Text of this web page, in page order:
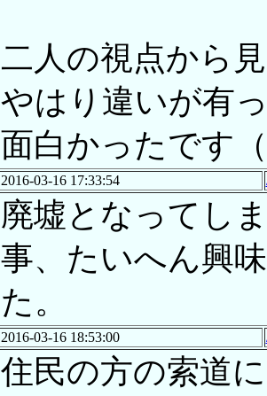
二人の視点から
やはり違いが有
面白かったです
2016-03-16 17:33:54
廃墟となってし
事、たいへん興
た。
2016-03-16 18:53:00
住民の方の索道